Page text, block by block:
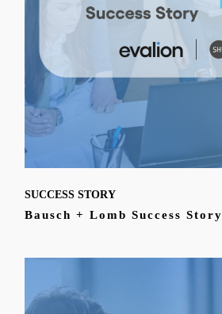
SUCCESS STORY
Bausch + Lomb Success Story